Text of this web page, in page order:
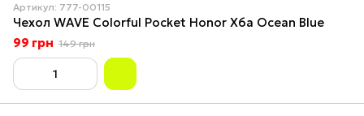
Артикул: 777-00115
Чехол WAVE Colorful Pocket Honor X6a Ocean Blue
99 грн 149 грн